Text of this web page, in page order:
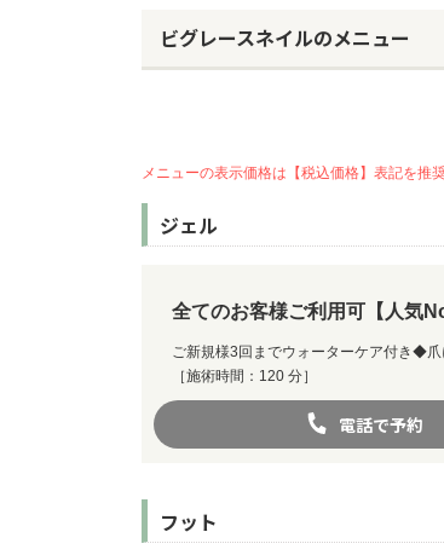
ビグレースネイルのメニュー
メニューの表示価格は【税込価格】表記を推
ジェル
全てのお客様ご利用可【人気
ご新規様3回までウォーターケア付き◆
［施術時間：120 分］
電話で予約
フット